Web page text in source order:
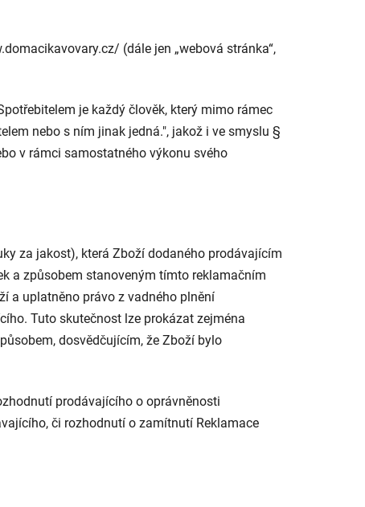
(dále jen „webová stránka“,
je každý člověk, který mimo rámec
nebo s ním jinak jedná.", jakož i ve smyslu §
v rámci samostatného výkonu svého
za jakost), která Zboží dodaného prodávajícím
a způsobem stanoveným tímto reklamačním
a uplatněno právo z vadného plnění
Tuto skutečnost lze prokázat zejména
dosvědčujícím, že Zboží bylo
prodávajícího o oprávněnosti
či rozhodnutí o zamítnutí Reklamace